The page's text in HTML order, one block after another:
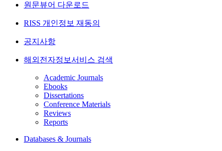
원문뷰어 다운로드
RISS 개인정보 재동의
공지사항
해외전자정보서비스 검색
Academic Journals
Ebooks
Dissertations
Conference Materials
Reviews
Reports
Databases & Journals